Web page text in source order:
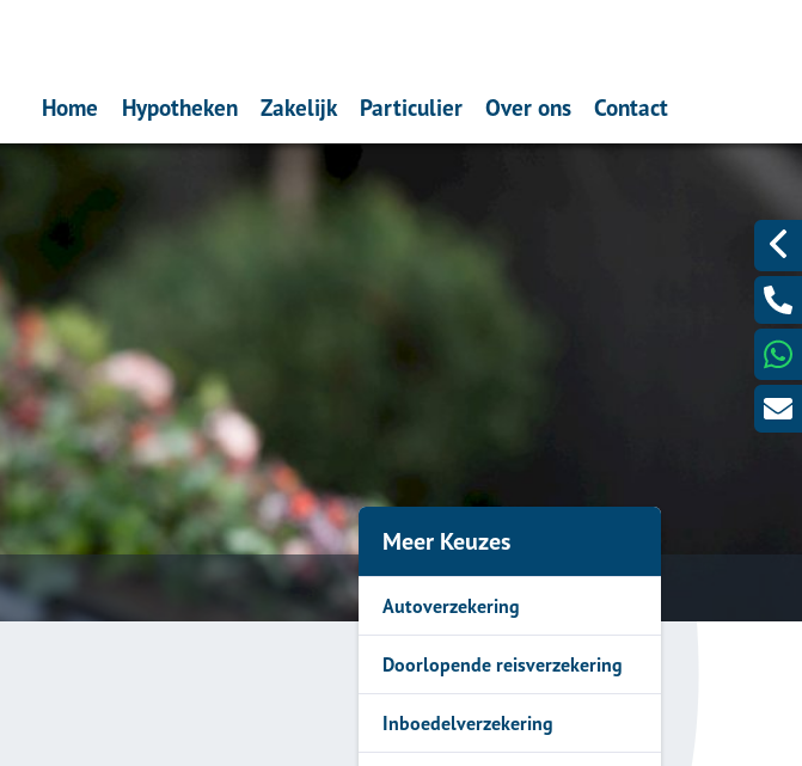
Home Hypotheken
Oeps, een hypotheek (filmpje)
Rentealert
Bereken uw maximum
Bereken de maandlasten
Is oversluiten voordelig?
Vraag hier een offerte
Hypotheekvormen
Zakelijk
Ondernemers
Particulier
Schade melden
Verzekeren
Over ons Contact
Meer Keuzes
Autoverzekering
Doorlopende reisverzekering
Inboedelverzekering